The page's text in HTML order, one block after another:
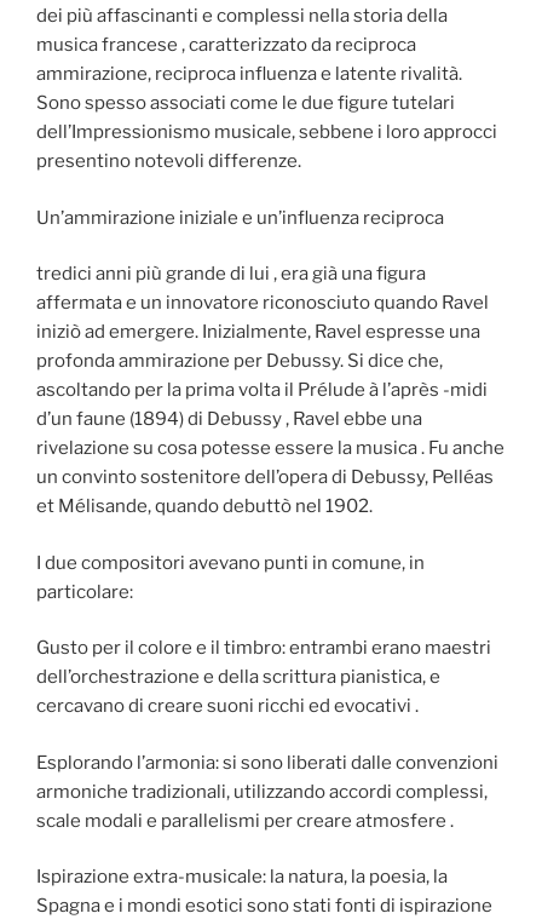
dei più affascinanti e complessi nella storia della
musica francese , caratterizzato da reciproca
ammirazione, reciproca influenza e latente rivalità.
Sono spesso associati come le due figure tutelari
dell’Impressionismo musicale, sebbene i loro approcci
presentino notevoli differenze.
Un’ammirazione iniziale e un’influenza reciproca
tredici anni più grande di lui , era già una figura
affermata e un innovatore riconosciuto quando Ravel
iniziò ad emergere. Inizialmente, Ravel espresse una
profonda ammirazione per Debussy. Si dice che,
ascoltando per la prima volta il Prélude à l’après -midi
d’un faune (1894) di Debussy , Ravel ebbe una
rivelazione su cosa potesse essere la musica . Fu anche
un convinto sostenitore dell’opera di Debussy, Pelléas
et Mélisande, quando debuttò nel 1902.
I due compositori avevano punti in comune, in
particolare:
Gusto per il colore e il timbro: entrambi erano maestri
dell’orchestrazione e della scrittura pianistica, e
cercavano di creare suoni ricchi ed evocativi .
Esplorando l’armonia: si sono liberati dalle convenzioni
armoniche tradizionali, utilizzando accordi complessi,
scale modali e parallelismi per creare atmosfere .
Ispirazione extra-musicale: la natura, la poesia, la
Spagna e i mondi esotici sono stati fonti di ispirazione